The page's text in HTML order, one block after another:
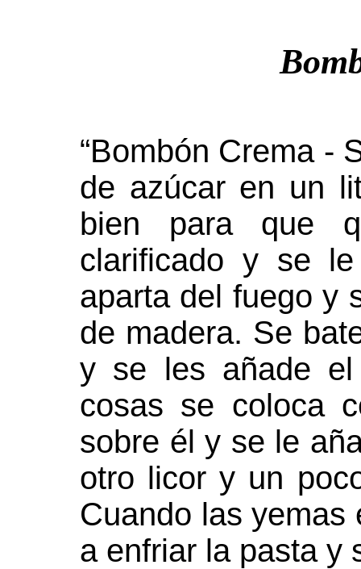
“Bombón Crema -
de azúcar en un
bien para que
clarificado y se
aparta del fuego y
de madera. Se
y se les añade el
cosas se coloca
sobre él y se le
otro licor y un
Cuando las yemas
a enfriar la pasta y